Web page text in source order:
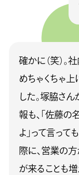
確かに（笑）。
めちゃくちゃ上
した。塚脇さ
報も、「佐藤
よ」って言って
際に、営業の
が来ることも増